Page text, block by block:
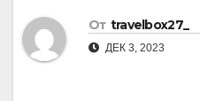
От travelbox27_
ДЕК 3, 2023